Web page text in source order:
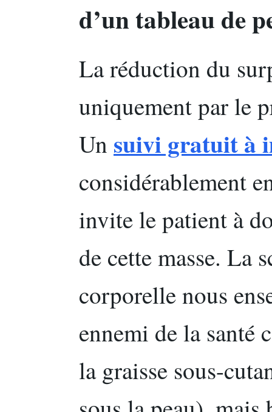
d’un tableau de
La réduction du
uniquement par le
Un suivi gratuit à
considérablement
invite le patient à
de cette masse. La
corporelle nous
ennemi de la santé
la graisse sous-